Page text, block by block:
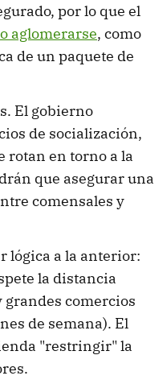
por lo que el
aglomerarse, como
de un paquete de
El gobierno
de socialización,
rotan en torno a la
que asegurar una
comensales y
lógica a la anterior:
la distancia
comercios
de semana). El
"restringir" la